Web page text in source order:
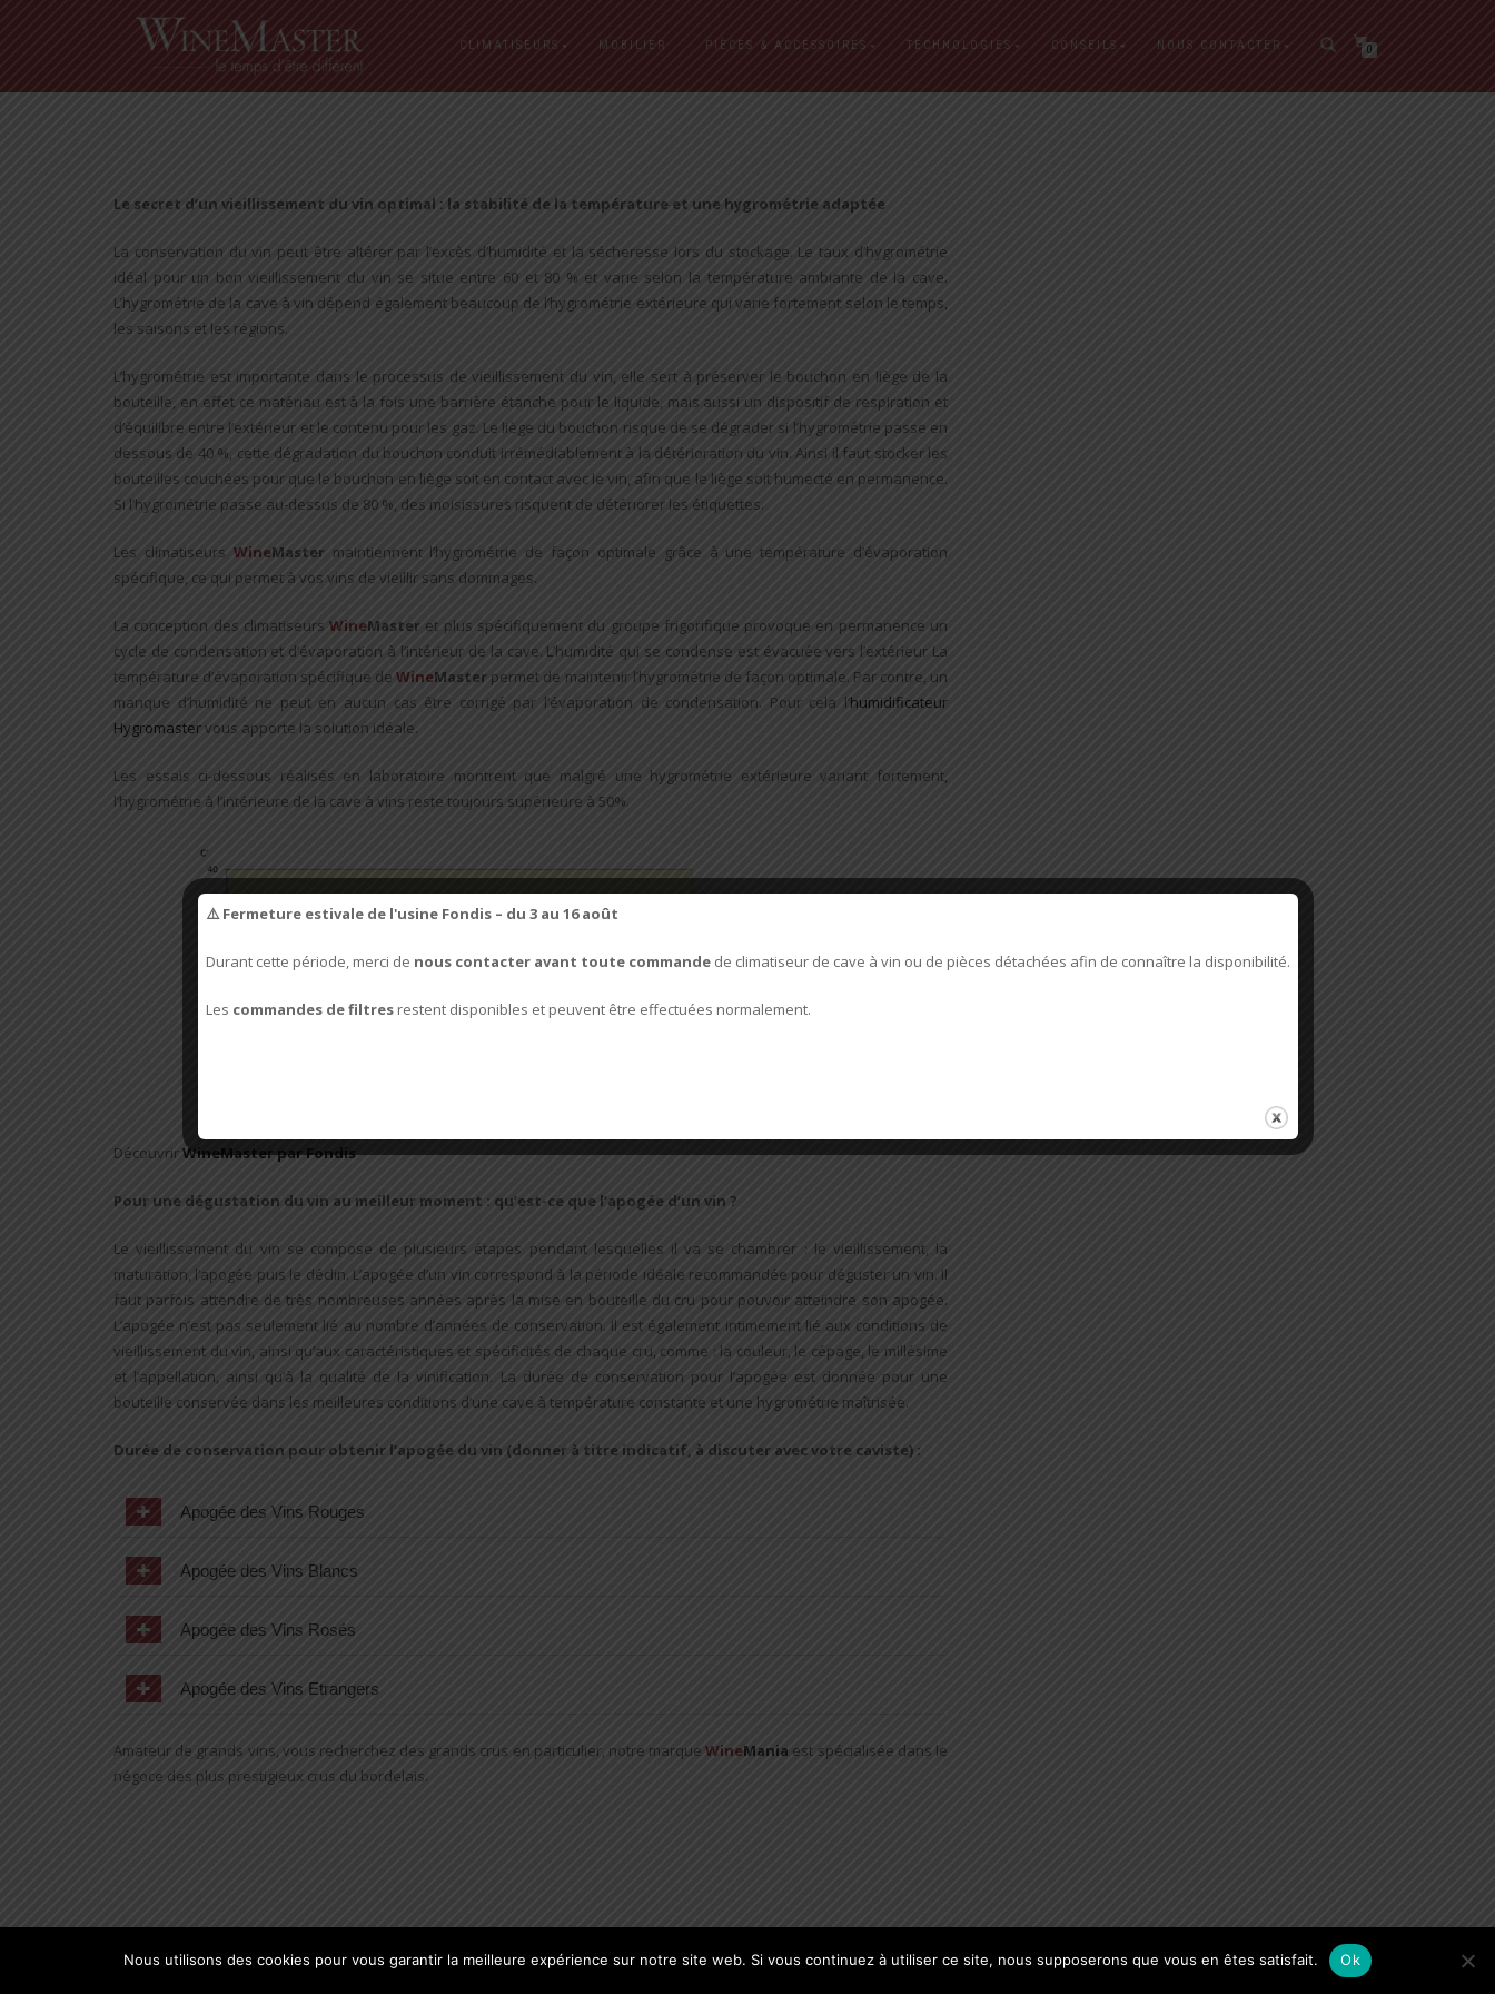
CLIMATISEURS MOBILIER PIÈCES & ACCESSOIRES TECHNOLOGIES CONSEILS NOUS CONTACTER 0
Le secret d’un vieillissement du vin optimal : la stabilité de la température et une hygrométrie adaptée
La conservation du vin peut être altérer par l’excès d’humidité et la sécheresse lors du stockage. Le taux d’hygrométrie
idéal pour un bon vieillissement du vin se situe entre 60 et 80 % et varie selon la température ambiante de la cave.
L’hygrométrie de la cave à vin dépend également beaucoup de l’hygrométrie extérieure qui varie fortement selon le temps,
les saisons et les régions.
L’hygrométrie est importante dans le processus de vieillissement du vin, elle sert à préserver le bouchon en liège de la
bouteille, en effet ce matériau est à la fois une barrière étanche pour le liquide, mais aussi un dispositif de respiration et
d’équilibre entre l’extérieur et le contenu pour les gaz. Le liège du bouchon risque de se dégrader si l’hygrométrie passe en
dessous de 40 %, cette dégradation du bouchon conduit irrémédiablement à la détérioration du vin. Ainsi il faut stocker les
bouteilles couchées pour que le bouchon en liège soit en contact avec le vin, afin que le liège soit humecté en permanence.
Si l’hygrométrie passe au-dessus de 80 %, des moisissures risquent de détériorer les étiquettes.
Les climatiseurs WineMastermaintiennent l’hygrométrie de façon optimale grâce à une température d’évaporation
spécifique, ce qui permet à vos vins de vieillir sans dommages.
La conception des climatiseursWineMaster et plus spécifiquement du groupe frigorifique provoque en permanence un
cycle de condensation et d’évaporation à l’intérieur de la cave. L’humidité qui se condense est évacuée vers l’extérieur La
température d’évaporation spécifique deWineMaster permet de maintenir l’hygrométrie de façon optimale. Par contre, un
manque d’humidité ne peut en aucun cas être corrigé par l’évaporation de condensation. Pour cela l’humidificateur
Hygromastervous apporte la solution idéale.
Les essais ci-dessous réalisés en laboratoire montrent que malgré une hygrométrie extérieure variant fortement,
l’hygrométrie à l’intérieure de la cave à vins reste toujours supérieure à 50%.
DécouvrirWineMaster par Fondis
Pour une dégustation du vin au meilleur moment : qu’est-ce que l’apogée d’un vin ?
Le vieillissement du vin se compose de plusieurs étapes pendant lesquelles il va se chambrer : le vieillissement, la
maturation, l’apogée puis le déclin. L’apogée d’un vin correspond à la période idéale recommandée pour déguster un vin. Il
faut parfois attendre de très nombreuses années après la mise en bouteille du cru pour pouvoir atteindre son apogée.
L’apogée n’est pas seulement lié au nombre d’années de conservation. Il est également intimement lié aux conditions de
vieillissement du vin, ainsi qu’aux caractéristiques et spécificités de chaque cru, comme : la couleur, le cépage, le millésime
et l’appellation, ainsi qu’à la qualité de la vinification. La durée de conservation pour l’apogée est donnée pour une
bouteille conservée dans les meilleures conditions d’une cave à température constante et une hygrométrie maîtrisée.
Durée de conservation pour obtenir l’apogée du vin (donner à titre indicatif, à discuter avec votre caviste) :
Apogée des Vins Rouges
Apogée des Vins Blancs
Apogée des Vins Rosés
Apogée des Vins Etrangers
Amateur de grands vins, vous recherchez des grands crus en particulier, notre marqueWineMania est spécialisée dans le
négoce des plus prestigieux crus du bordelais.
Nous utilisons des cookies pour vous garantir la meilleure expérience sur notre site web. Si vous continuez à utiliser ce site, nous supposerons que vous en êtes satisfait. Ok
⚠️ Fermeture estivale de l'usine Fondis – du 3 au 16 août
Durant cette période, merci de nous contacter avant toute commandede climatiseur de cave à vin ou de pièces détachées afin de connaître la disponibilité.
Les commandes de filtresrestent disponibles et peuvent être effectuées normalement.